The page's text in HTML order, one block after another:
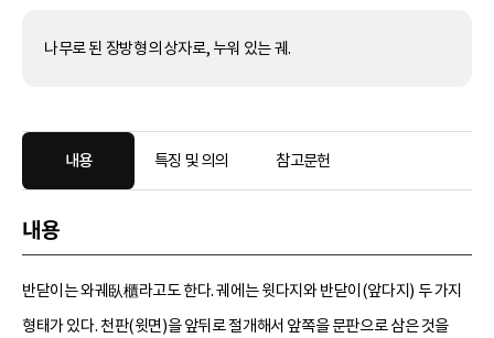
나무로 된 장방형의 상자로, 누워 있는 궤.
내용 특징 및 의의 참고문헌
내용
반닫이는 와궤臥櫃라고도 한다. 궤에는 윗다지와 반닫이(앞다지) 두 가지
형태가 있다. 천판(윗면)을 앞뒤로 절개해서 앞쪽을 문판으로 삼은 것을